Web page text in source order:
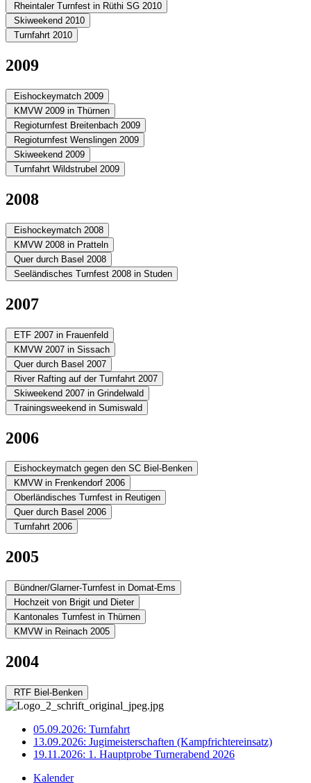
Rheintaler Turnfest in Rüthi SG 2010
Skiweekend 2010
Turnfahrt 2010
2009
Eishockeymatch 2009
KMVW 2009 in Thürnen
Regioturnfest Breitenbach 2009
Regioturnfest Wenslingen 2009
Skiweekend 2009
Turnfahrt Wildstrubel 2009
2008
Eishockeymatch 2008
KMVW 2008 in Pratteln
Quer durch Basel 2008
Seeländisches Turnfest 2008 in Studen
2007
ETF 2007 in Frauenfeld
KMVW 2007 in Sissach
Quer durch Basel 2007
River Rafting auf der Turnfahrt 2007
Skiweekend 2007 in Grindelwald
Trainingsweekend in Sumiswald
2006
Eishockeymatch gegen den SC Biel-Benken
KMVW in Frenkendorf 2006
Oberländisches Turnfest in Reutigen
Quer durch Basel 2006
Turnfahrt 2006
2005
Bündner/Glarner-Turnfest in Domat-Ems
Hochzeit von Brigit und Dieter
Kantonales Turnfest in Thürnen
KMVW in Reinach 2005
2004
RTF Biel-Benken
05.09.2026: Turnfahrt
13.09.2026: Jugimeisterschaften (Kampfrichtereinsatz)
19.11.2026: 1. Hauptprobe Turnerabend 2026
Kalender